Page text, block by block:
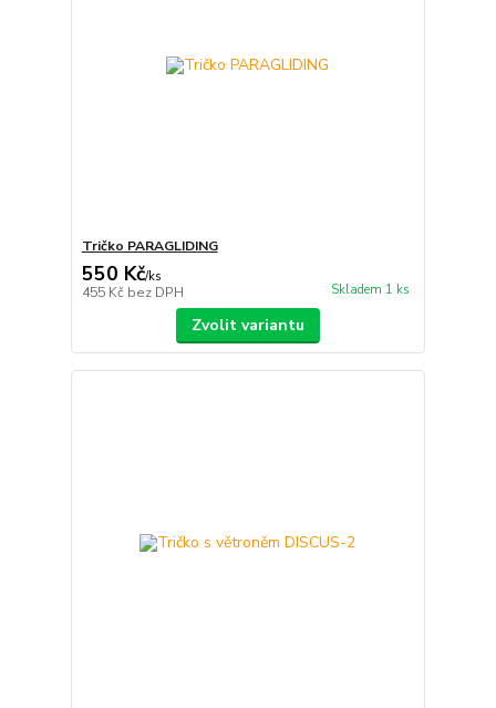
Tričko PARAGLIDING
550 Kč/ks
455 Kč bez DPH Skladem 1 ks
Zvolit variantu